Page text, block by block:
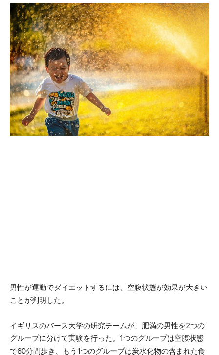
男性が運動でダイエットするには、空腹状態が効果が大きい
ことが判明した。
イギリスのバース大学の研究チームが、肥満の男性を2つの
グループに分けて実験を行った。1つのグループは空腹状態
で60分間歩き、もう1つのグループは炭水化物の含まれた食